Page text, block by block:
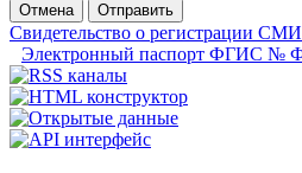
Отмена
Отправить
Свидетельство о регистрации
Электронный паспорт ФГИС №